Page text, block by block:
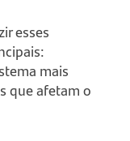
esses
mais
que afetam o